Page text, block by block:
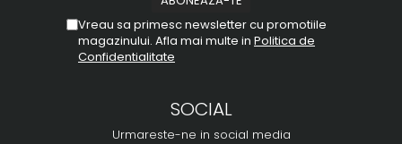
Vreau sa primesc newsletter cu promotiile
magazinului. Afla mai multe in Politica de
Confidentialitate
SOCIAL
Urmareste-ne in social media